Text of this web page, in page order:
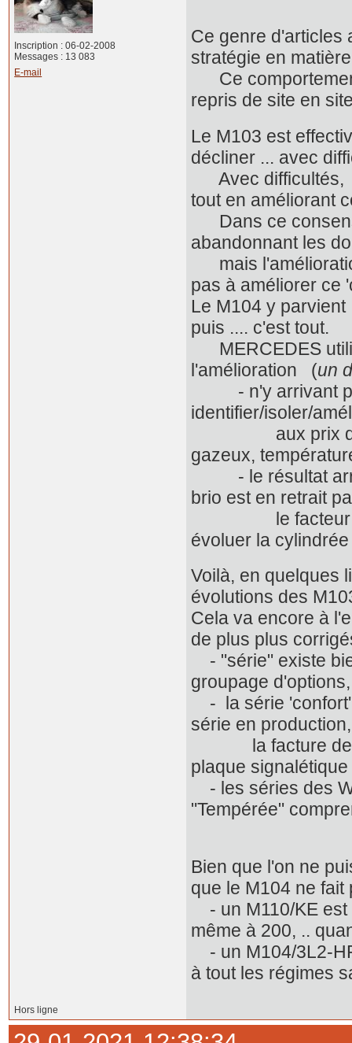
Inscription : 06-02-2008
Messages : 13 083
E-mail
Ce genre d'articles
stratégie en
Ce
repris de site en
Le M103 est
décliner ... avec
Avec difficultés,
tout en améliorant
Dans ce
abandonnant les
mais
pas à améliorer ce
Le M104 y
puis .... c'est tout.
MERCEDES
l'amélioration (un
- n'y arrivant
identifier/isoler/
aux prix de
gazeux,
- le résultat
brio est en retrait
le facteur 'brio'
évoluer la
Voilà, en quelques
évolutions des
Cela va encore à
de plus plus
- "série" existe
groupage d'options,
- la série 'confort'
série en production,
la facture de
plaque
- les séries des
"Tempérée"
Bien que l'on ne
que le M104 ne
- un M110/KE est
même à 200, ..
- un M104/3L2-
à tout les régimes
Hors ligne